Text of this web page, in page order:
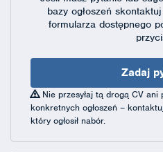
bazy ogłoszeń
formularza dostępnego
Zadaj
Nie przesyłaj tą drogą CV ani
konkretnych ogłoszeń –
który ogłosił nabór.